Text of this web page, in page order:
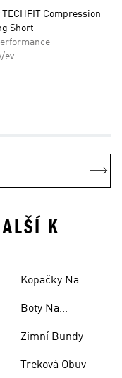
TECHFIT Compression
Short
ev
K
Kopačky Na
Boty Na
Zimní Bundy
Treková Obuv